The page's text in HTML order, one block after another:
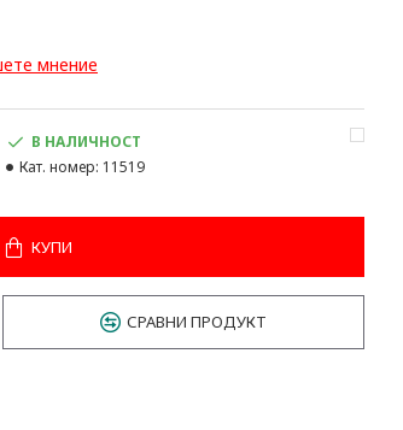
мнение
В НАЛИЧНОСТ
Кат. номер: 11519
КУПИ
СРАВНИ ПРОДУКТ